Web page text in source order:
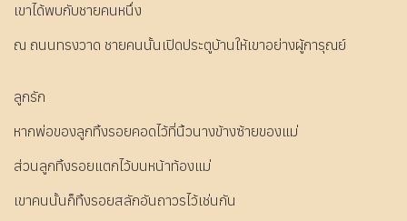
เขาได้พบกับชายคนหนึ่ง
ณ ถนนทรงวาด ชายคนนั้นเปิดประตูบ้านให้เขาอย่างผู้การุณย์
ลูกรัก
หากพ่อของลูกทิ้งรอยคอดไว้ที่นิ้วนางข้างซ้ายของแม่
ส่วนลูกทิ้งรอยแตกไว้บนหน้าท้องแม่
เขาคนนั้นก็ทิ้งรอยสลักอันถาวรไว้เช่นกัน